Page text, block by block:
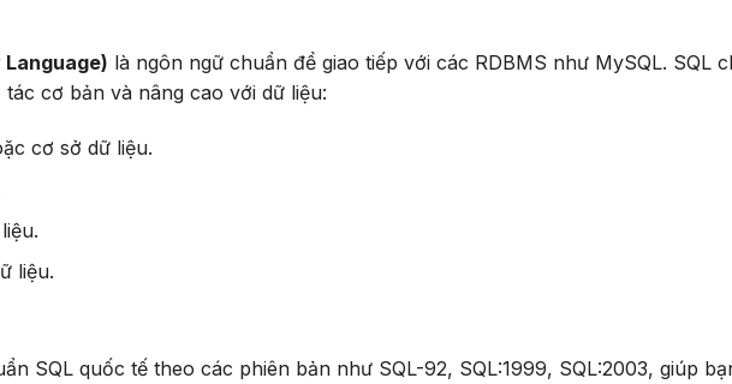
là ngôn ngữ chuẩn để giao tiếp với các RDBMS như MySQL. SQL
cơ bản và nâng cao với dữ liệu:
cơ sở dữ liệu.
liệu.
SQL quốc tế theo các phiên bản như SQL-92, SQL:1999, SQL:2003, giúp